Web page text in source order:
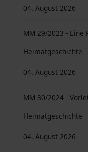
04. August 2026
MM 29/2023 - Eine
Heimatgeschichte
04. August 2026
MM 30/2024 -
Heimatgeschichte
04. August 2026